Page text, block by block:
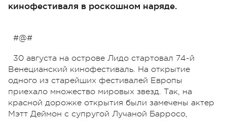
кинофестиваля в роскошном наряде.
#@#
30 августа на острове Лидо стартовал 74-й
Венецианский кинофестиваль. На открытие
одного из старейших фестивалей Европы
приехало множество мировых звезд. Так, на
красной дорожке открытия были замечены актер
Мэтт Деймон с супругой Лучаной Барросо,